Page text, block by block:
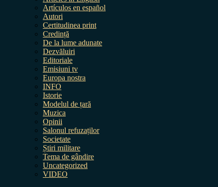
Artículos en español
Autori
Certitudinea print
Credință
De la lume adunate
Dezvăluiri
Editoriale
Emisiuni tv
Europa nostra
INFO
Istorie
Modelul de țară
Muzica
Opinii
Salonul refuzaților
Societate
Știri militare
Tema de gândire
Uncategorized
VIDEO